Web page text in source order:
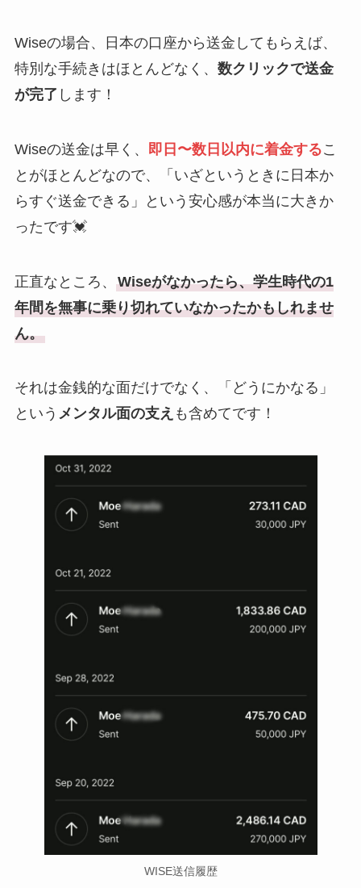
Wiseの場合、日本の口座から送金してもらえば、
特別な手続きはほとんどなく、 数クリックで送金
が完了 します！
Wiseの送金は早く、 即日〜数日以内に着金するこ
とがほとんどなので、「いざというときに日本か
らすぐ送金できる」という安心感が本当に大きか
ったです💓
正直なところ、 Wiseがなかったら、学生時代の1
年間を無事に乗り切れていなかったかもしれませ
ん。
それは金銭的な面だけでなく、「どうにかなる」
という メンタル面の支え も含めてです！
WISE送信履歴